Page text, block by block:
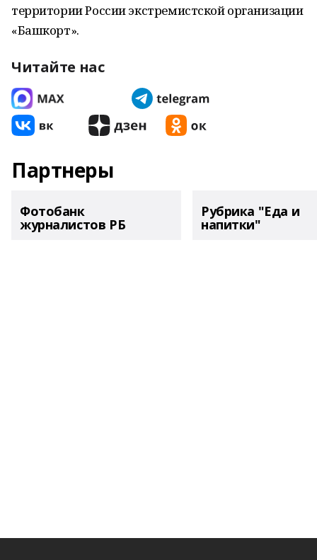
территории России экстремистской организации
«Башкорт».
Читайте нас
Партнеры
Фотобанк
журналистов РБ
Рубрика "Еда и
напитки"